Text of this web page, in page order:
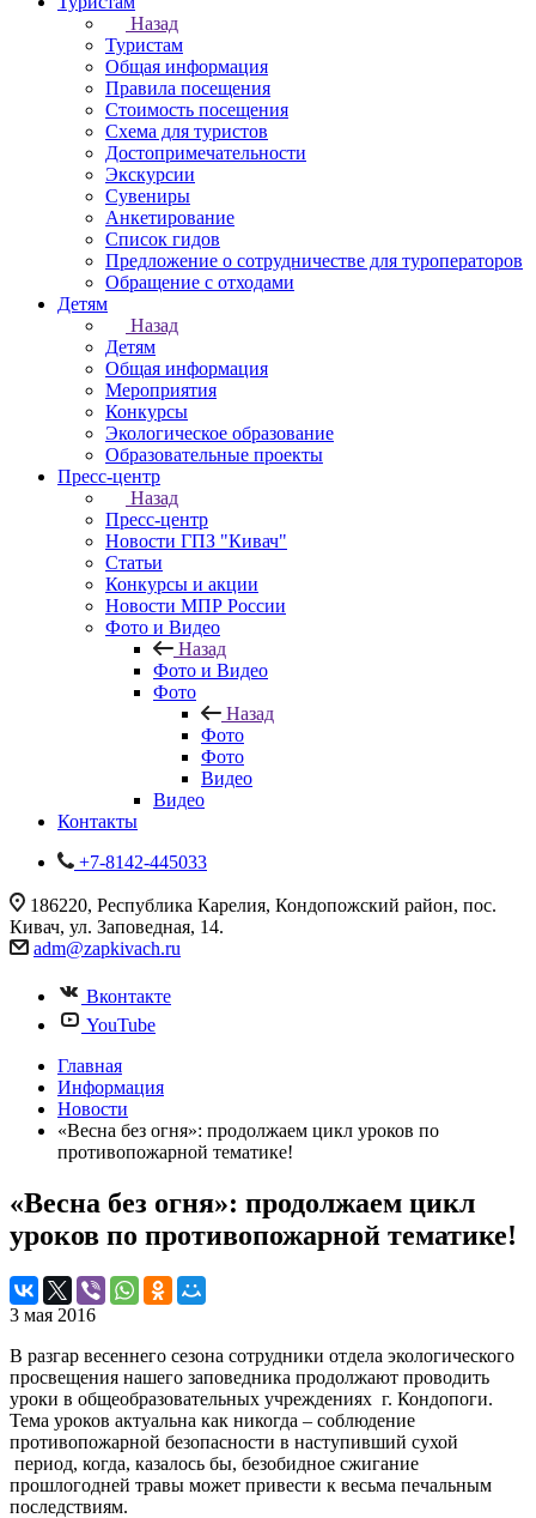
Назад
Туристам
Общая информация
Правила посещения
Стоимость посещения
Схема для туристов
Достопримечательности
Экскурсии
Сувениры
Анкетирование
Список гидов
Предложение о сотрудничестве для туроператоров
Обращение с отходами
Детям
Назад
Детям
Общая информация
Мероприятия
Конкурсы
Экологическое образование
Образовательные проекты
Пресс-центр
Назад
Пресс-центр
Новости ГПЗ "Кивач"
Статьи
Конкурсы и акции
Новости МПР России
Фото и Видео
Назад
Фото и Видео
Фото
Назад
Фото
Фото
Видео
Видео
Контакты
+7-8142-445033
186220, Республика Карелия, Кондопожский район, пос.
Кивач, ул. Заповедная, 14.
adm@zapkivach.ru
Вконтакте
YouTube
Главная
Информация
Новости
«Весна без огня»: продолжаем цикл уроков по
противопожарной тематике!
«Весна без огня»: продолжаем цикл
уроков по противопожарной тематике!
3 мая 2016
В разгар весеннего сезона сотрудники отдела экологического
просвещения нашего заповедника продолжают проводить
уроки в общеобразовательных учреждениях г. Кондопоги.
Тема уроков актуальна как никогда – соблюдение
противопожарной безопасности в наступивший сухой
период, когда, казалось бы, безобидное сжигание
прошлогодней травы может привести к весьма печальным
последствиям.